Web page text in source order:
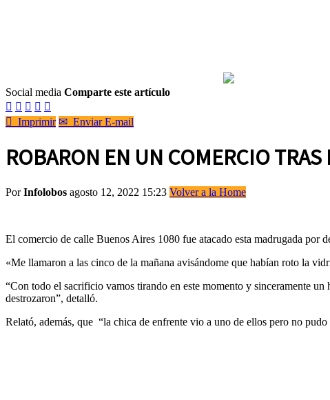
Social media Comparte este artículo
    
 Imprimir ✉ Enviar E-mail
ROBARON EN UN COMERCIO
PorInfolobos agosto 12, 2022 15:23 Volver a la Home
El comercio de calle Buenos Aires 1080 fue atacado esta madrugada por
«Me llamaron a las cinco de la mañana avisándome que habían roto la
“Con todo el sacrificio vamos tirando en este momento y sinceramente
destrozaron”, detalló.
Relató, además, que “la chica de enfrente vio a uno de ellos pero no